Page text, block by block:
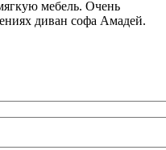
мебель. Очень
диван софа Амадей.